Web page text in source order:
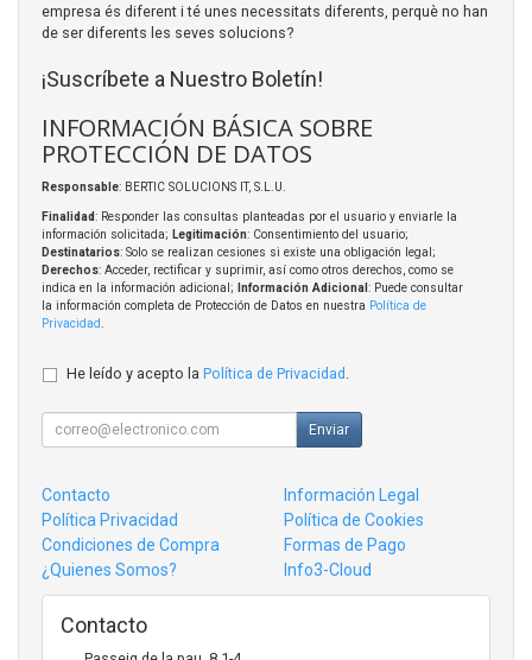
empresa és diferent i té unes necessitats diferents, perquè no han
de ser diferents les seves solucions?
¡Suscríbete a Nuestro Boletín!
INFORMACIÓN BÁSICA SOBRE
PROTECCIÓN DE DATOS
Responsable: BERTIC SOLUCIONS IT, S.L.U.
Finalidad: Responder las consultas planteadas por el usuario y enviarle la
información solicitada; Legitimación: Consentimiento del usuario;
Destinatarios: Solo se realizan cesiones si existe una obligación legal;
Derechos: Acceder, rectificar y suprimir, así como otros derechos, como se
indica en la información adicional;
Información Adicional : Puede consultar
la información completa de Protección de Datos en nuestra Política de
Privacidad
He leído y acepto la Política de Privacidad
Enviar
Contacto
Información Legal
Política Privacidad
Política de Cookies
Condiciones de Compra
Formas de Pago
¿Quienes Somos?
Info3-Cloud
Contacto